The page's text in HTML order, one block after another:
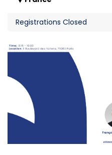
Registrations Closed